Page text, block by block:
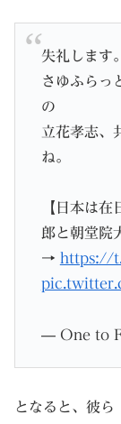
失礼します。
さゆふらっ
の
立花孝志、
ね。
【日本は
郎と朝堂院
→ https://
— One to
となると、彼